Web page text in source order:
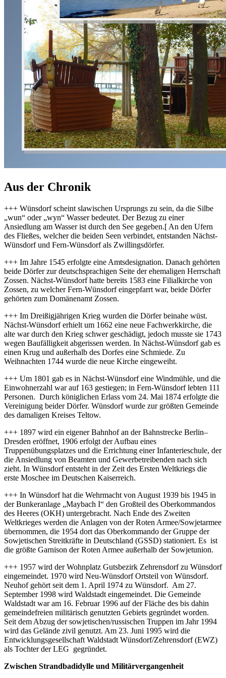
Aus der Chronik
+++ Wünsdorf scheint slawischen Ursprungs zu sein, da die Silbe
„wun“ oder „wyn“ Wasser bedeutet. Der Bezug zu einer
Ansiedlung am Wasser ist durch den See gegeben.[ An den Ufern
des Fließes, welcher die beiden Seen verbindet, entstanden Nächst-
Wünsdorf und Fern-Wünsdorf als Zwillingsdörfer.
+++ Im Jahre 1545 erfolgte eine Amtsdesignation. Danach gehörten
beide Dörfer zur deutschsprachigen Seite der ehemaligen Herrschaft
Zossen. Nächst-Wünsdorf hatte bereits 1583 eine Filialkirche von
Zossen, zu welcher Fern-Wünsdorf eingepfarrt war, beide Dörfer
gehörten zum Domänenamt Zossen.
+++ Im Dreißigjährigen Krieg wurden die Dörfer beinahe wüst.
Nächst-Wünsdorf erhielt um 1662 eine neue Fachwerkkirche, die
alte war durch den Krieg schwer geschädigt, jedoch musste sie 1743
wegen Baufälligkeit abgerissen werden. In Nächst-Wünsdorf gab es
einen Krug und außerhalb des Dorfes eine Schmiede. Zu
Weihnachten 1744 wurde die neue Kirche eingeweiht.
+++ Um 1801 gab es in Nächst-Wünsdorf eine Windmühle, und die
Einwohnerzahl war auf 163 gestiegen; in Fern-Wünsdorf lebten 111
Personen. Durch königlichen Erlass vom 24. Mai 1874 erfolgte die
Vereinigung beider Dörfer. Wünsdorf wurde zur größten Gemeinde
des damaligen Kreises Teltow.
+++ 1897 wird ein eigener Bahnhof an der Bahnstrecke Berlin–
Dresden eröffnet, 1906 erfolgt der Aufbau eines
Truppenübungsplatzes und die Errichtung einer Infanterieschule, der
die Ansiedlung von Beamten und Gewerbetreibenden nach sich
zieht. In Wünsdorf entsteht in der Zeit des Ersten Weltkriegs die
erste Moschee im Deutschen Kaiserreich.
+++ In Wünsdorf hat die Wehrmacht von August 1939 bis 1945 in
der Bunkeranlage „Maybach I“ den Großteil des Oberkommandos
des Heeres (OKH) untergebracht. Nach Ende des Zweiten
Weltkrieges werden die Anlagen von der Roten Armee/Sowjetarmee
übernommen, die 1954 dort das Oberkommando der Gruppe der
Sowjetischen Streitkräfte in Deutschland (GSSD) stationiert. Es ist
die größte Garnison der Roten Armee außerhalb der Sowjetunion.
+++ 1957 wird der Wohnplatz Gutsbezirk Zehrensdorf zu Wünsdorf
eingemeindet. 1970 wird Neu-Wünsdorf Ortsteil von Wünsdorf.
Neuhof gehört seit dem 1. April 1974 zu Wünsdorf. Am 27.
September 1998 wird Waldstadt eingemeindet. Die Gemeinde
Waldstadt war am 16. Februar 1996 auf der Fläche des bis dahin
gemeindefreien militärisch genutzten Gebiets gegründet worden.
Seit dem Abzug der sowjetischen/russischen Truppen im Jahr 1994
wird das Gelände zivil genutzt. Am 23. Juni 1995 wird die
Entwicklungsgesellschaft Waldstadt Wünsdorf/Zehrensdorf (EWZ)
als Tochter der LEG gegründet.
Zwischen Strandbadidylle und Militärvergangenheit